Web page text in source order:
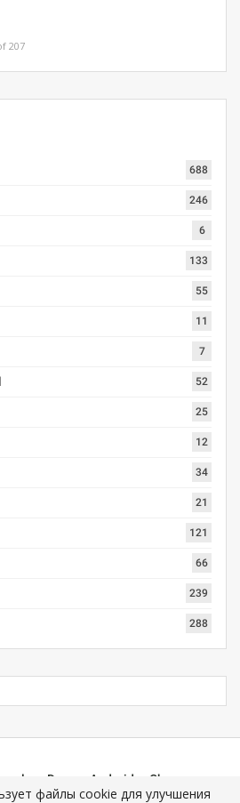
207
688
246
6
133
55
11
7
52
25
12
34
21
121
66
239
288
Docs Android
Chrome
файлы cookie для улучшения